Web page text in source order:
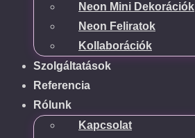
Neon Mini Dekorációk
Neon Feliratok
Kollaborációk
Szolgáltatások
Referencia
Rólunk
Kapcsolat